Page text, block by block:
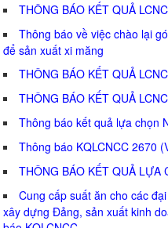
THÔNG BÁO KẾT QUẢ
Thông báo về việc chào lại
để sản xuất xi măng
THÔNG BÁO KẾT QUẢ
THÔNG BÁO KẾT QUẢ
Thông báo kết quả lựa chọn
Thông báo KQLCNCC 2670
THÔNG BÁO KẾT QUẢ LỰA
Cung cấp suất ăn cho các
xây dựng Đảng, sản xuất kinh